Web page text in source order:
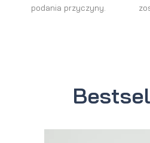
podania przyczyny.